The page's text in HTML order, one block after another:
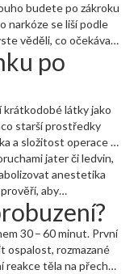
budete po zákroku
narkóze se liší podle
věděli, co očekávat
po
látky jako
starší prostředky
a složitost operace –
a tím může být
jater či ledvin,
anestetika
aby
30 – 60 minut. První
ospalost, rozmazané
těla na přechod